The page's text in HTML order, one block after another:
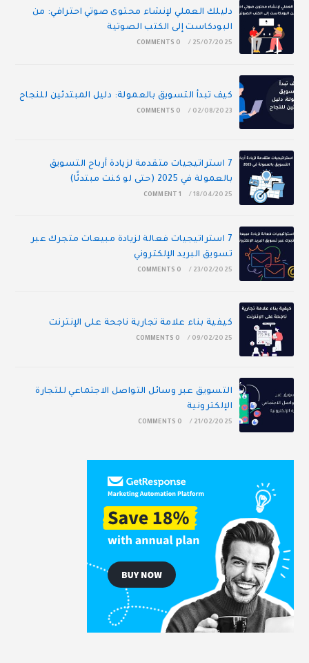
دليلك العملي لإنشاء محتوى صوتي احترافي: من
البودكاست إلى الكتب الصوتية
25/07/2025
/
0 COMMENTS
كيف تبدأ التسويق بالعمولة: دليل المبتدئين للنجاح
02/08/2023
/
0 COMMENTS
7 استراتيجيات متقدمة لزيادة أرباح التسويق
بالعمولة في 2025 (حتى لو كنت مبتدئًا)
18/04/2025
/
1 COMMENT
7 استراتيجيات فعالة لزيادة مبيعات متجرك عبر
تسويق البريد الإلكتروني
23/02/2025
/
0 COMMENTS
كيفية بناء علامة تجارية ناجحة على الإنترنت
09/02/2025
/
0 COMMENTS
التسويق عبر وسائل التواصل الاجتماعي للتجارة
الإلكترونية
21/02/2025
/
0 COMMENTS